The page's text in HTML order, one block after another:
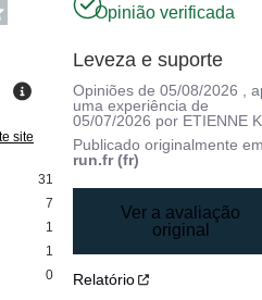
site
31
7
1
1
0
Opinião verificada
Leveza e suporte
Opiniões de05/08/2026
,
uma experiência de
05/07/2026 por ETIENNE
Publicado originalmente
run.fr (fr)
Ver a avaliação
original
Relatório